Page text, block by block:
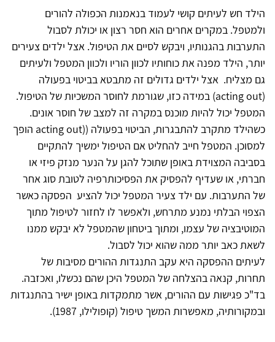
הילד חש לעיתים קושי לעמוד בנאמנות הכפולה להורים
ולמטפל. במקרים אחרים הוא חסר רצון או יכולת לסבול
התערבות בהגנותיו, ויבקש לסיים את הטיפול. אצל ילדים צעירים
יותר, הילד מפנה את כוחותיו לכוון הוריו ולכוון המטפל ולעיתים
גם מצליח. אצל ילדים גדולים זה מתבטא בביטוי בפעולה
(acting out) במידה כזו, שגורמת לחוסר המשכיות של הטיפול.
המטפל יכול להיות מוכנס במקרה זה למצב של חוסר אונים.
כשהילד מתקרב להתבגרות, הביטוי בפעולה ((acting out הופך
למסוכן. המטפל חייב להחליט אם הטיפול ימשיך להתקיים
בסביבה המצוידת באופן שתוכל להגן על הנער מנזק פיזי או
חברתי, או שעדיף להפסיק את הפסיכותרפיה לטובת סוג אחר
של התערבות. עם ילד צעיר המטפל יכול להציע הפסקה כאשר
הצפוי הבלתי נמנע מתרחש, ולאפשר לו לחזור לטיפול מתוך
המוטיבציה של עצמו, ומתוך ביטחון שהמטפל לא יבקש ממנו
לשאת כאב יותר ממה שהוא יכול לסבול.
לעיתים ההפסקה היא עקב התנגדות ההורים מסיבות של
תחרות, קנאה בהצלחה של המטפל היכן שהם נכשלו, ואכזבה.
בד"כ פגישות עם ההורים, אשר מתמקדות באופן ישיר בהתנגדות
ובמקורותיה, מאפשרות המשך טיפול (קופולילו, 1987).